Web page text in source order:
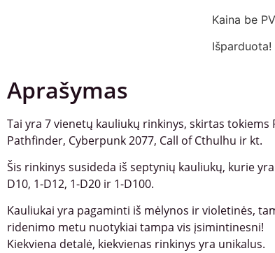
Kaina be
Išparduota!
Aprašymas
Tai yra 7 vienetų kauliukų rinkinys, skirtas tokiems
Pathfinder, Cyberpunk 2077, Call of Cthulhu ir kt.
Šis rinkinys susideda iš septynių kauliukų, kurie
D10, 1-D12, 1-D20 ir 1-D100.
Kauliukai yra pagaminti iš mėlynos ir violetinės,
ridenimo metu nuotykiai tampa vis įsimintinesni!
Kiekviena detalė, kiekvienas rinkinys yra unikalus.